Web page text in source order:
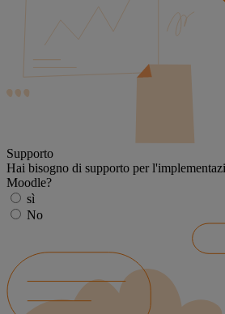
Supporto
Hai bisogno di supporto per
Moodle?
sì
No